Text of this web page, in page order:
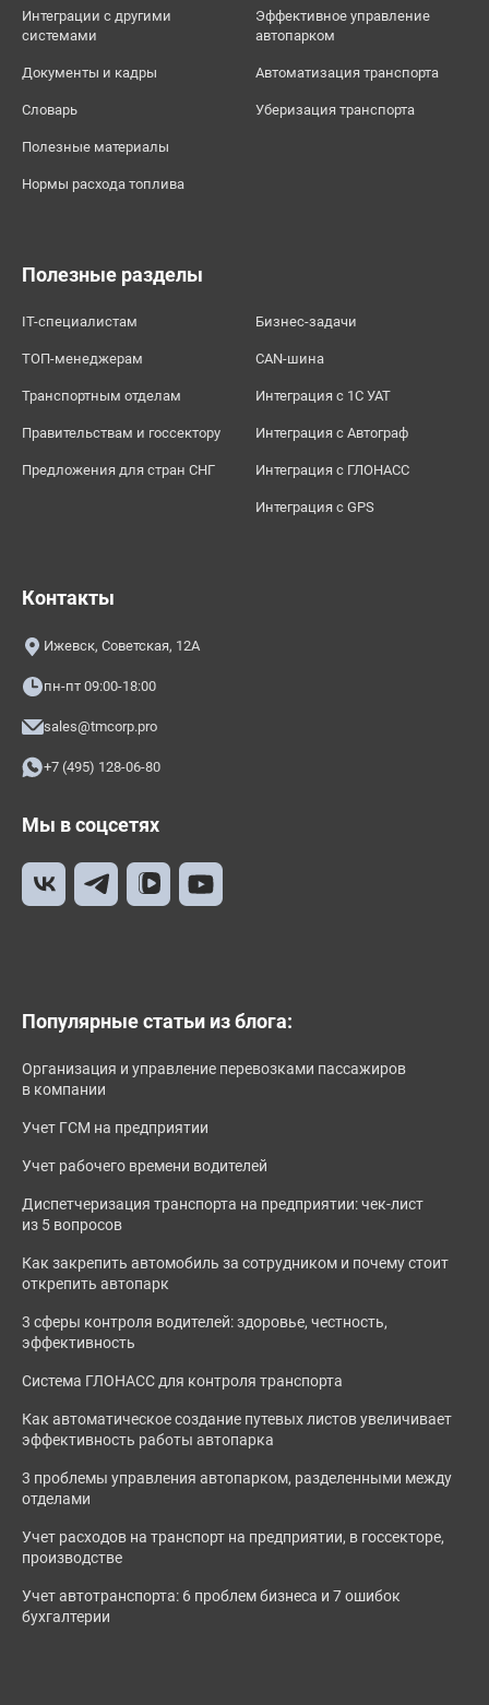
Интеграции с другими
системами
Документы и кадры
Словарь
Полезные материалы
Нормы расхода топлива
Эффективное управление
автопарком
Автоматизация транспорта
Уберизация транспорта
Полезные разделы
IT-специалистам
ТОП-менеджерам
Транспортным отделам
Правительствам и госсектору
Предложения для стран СНГ
Бизнес-задачи
CAN-шина
Интеграция с 1С УАТ
Интеграция с Автограф
Интеграция с ГЛОНАСС
Интеграция с GPS
Контакты
Ижевск, Советская, 12А
пн-пт 09:00-18:00
sales@tmcorp.pro
+7 (495) 128-06-80
Мы в соцсетях
Популярные статьи из блога:
Организация и управление перевозками пассажиров
в компании
Учет ГСМ на предприятии
Учет рабочего времени водителей
Диспетчеризация транспорта на предприятии: чек-лист
из 5 вопросов
Как закрепить автомобиль за сотрудником и почему стоит
открепить автопарк
3 сферы контроля водителей: здоровье, честность,
эффективность
Система ГЛОНАСС для контроля транспорта
Как автоматическое создание путевых листов увеличивает
эффективность работы автопарка
3 проблемы управления автопарком, разделенными между
отделами
Учет расходов на транспорт на предприятии, в госсекторе,
производстве
Учет автотранспорта: 6 проблем бизнеса и 7 ошибок
бухгалтерии